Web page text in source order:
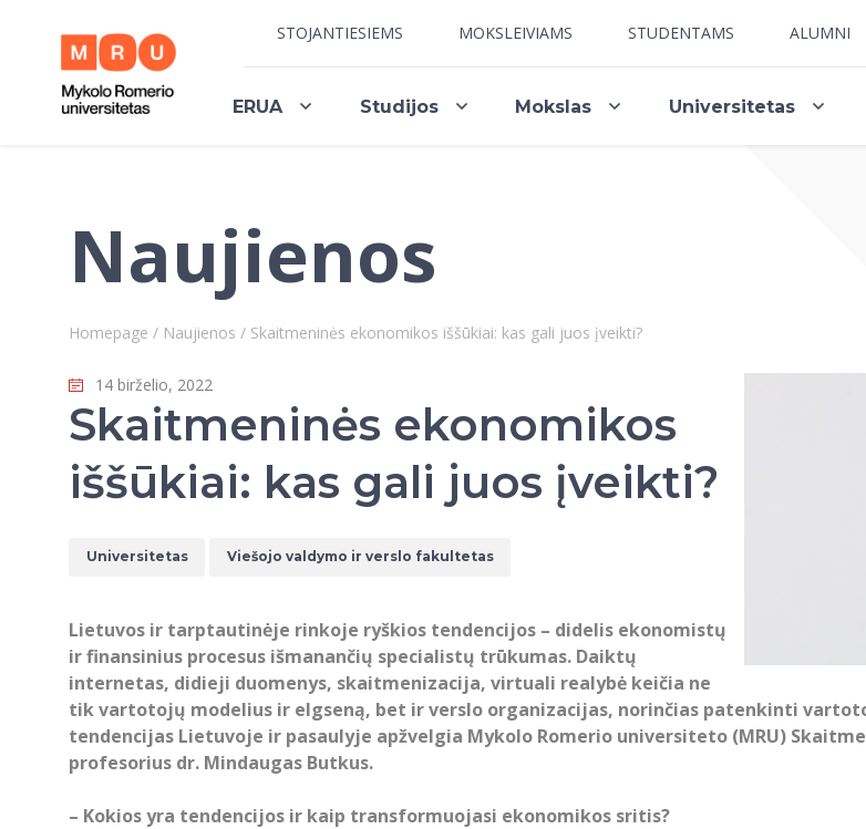
STOJANTIESIEMS MOKSLEIVIAMS STUDENTAMS ALUMNI
ERUA Studijos Mokslas Universitetas
Naujienos
Homepage / Naujienos / Skaitmeninės ekonomikos iššūkiai: kas gali juos įveikti?
14 birželio, 2022
Skaitmeninės ekonomikos
iššūkiai: kas gali juos įveikti?
Universitetas Viešojo valdymo ir verslo fakultetas
Lietuvos ir tarptautinėje rinkoje ryškios tendencijos – didelis ekonomistų
ir finansinius procesus išmanančių specialistų trūkumas. Daiktų
internetas, didieji duomenys, skaitmenizacija, virtuali realybė keičia ne
tik vartotojų modelius ir elgseną, bet ir verslo organizacijas, norinčias patenkinti
tendencijas Lietuvoje ir pasaulyje apžvelgia Mykolo Romerio universiteto (MRU)
profesorius dr. Mindaugas Butkus.
– Kokios yra tendencijos ir kaip transformuojasi ekonomikos sritis?